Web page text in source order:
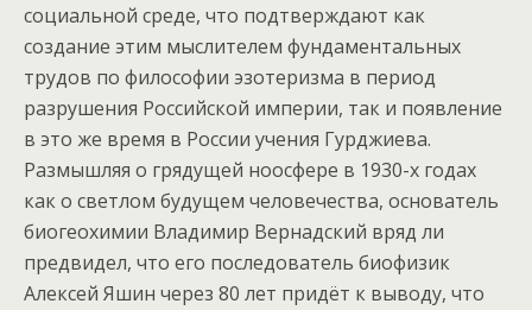
социальной среде, что подтверждают как
создание этим мыслителем фундаментальных
трудов по философии эзотеризма в период
разрушения Российской империи, так и появление
в это же время в России учения Гурджиева.
Размышляя о грядущей ноосфере в 1930-х годах
как о светлом будущем человечества, основатель
биогеохимии Владимир Вернадский вряд ли
предвидел, что его последователь биофизик
Алексей Яшин через 80 лет придёт к выводу, что